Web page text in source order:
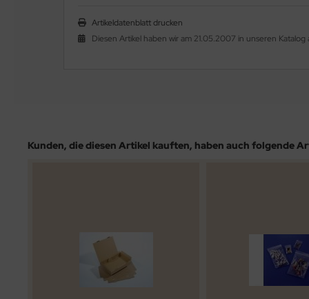
Artikeldatenblatt drucken
Diesen Artikel haben wir am 21.05.2007 in unseren
Kunden, die diesen Artikel kauften, haben auch folgende